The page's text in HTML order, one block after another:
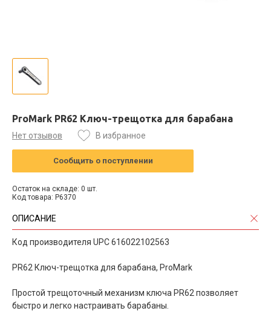
ProMark PR62 Ключ-трещотка для барабана
Нет отзывов В избранное
Сообщить о поступлении
Остаток на складе: 0 шт.
Код товара: P6370
ОПИСАНИЕ
Код производителя UPC 616022102563
PR62 Ключ-трещотка для барабана, ProMark
Простой трещоточный механизм ключа PR62 позволяет
быстро и легко настраивать барабаны.